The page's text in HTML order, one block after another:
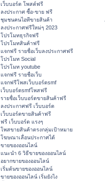
เว็บบอร์ด โพสต์ฟรี
ลงประกาศ ซื้อ-ขาย ฟรี
ชุมชนคนไอทีขายสินค้า
ลงประกาศฟรีใหม่ๆ 2023
โปรโมทธุรกิจฟรี
โปรโมทสินค้าฟรี
แจกฟรี รายชื่อเว็บลงประกาศฟรี
โปรโมท Social
โปรโมท youtube
แจกฟรี รายชื่อเว็บ
แจกฟรีโพสเว็บบอร์ดsmf
เว็บบอร์ดsmfโพสฟรี
รายชื่อเว็บบอร์ดขายสินค้าฟรี
ลงประกาศฟรี เว็บบอร์ด
เว็บบอร์ดขายสินค้าฟรี
ฟรี เว็บบอร์ด แรงๆ
โพสขายสินค้าตรงกลุ่มเป้าหมาย
โฆษณาเลื่อนประกาศได้
ขายของออนไลน์
แนะนำ 6 วิธีขายของออนไลน์
อยากขายของออนไลน์
เริ่มต้นขายของออนไลน์
ขายของออนไลน์ เริ่มยังไง